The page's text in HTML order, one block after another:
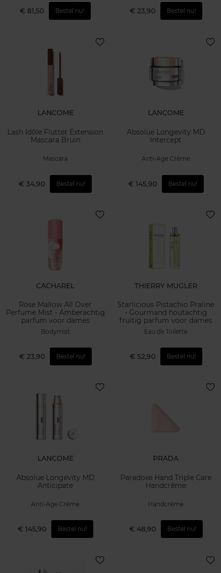
€ 81,50 Bestel nu! € 23,90 Bestel nu!
LANCOME
Lash Idôle Flutter Extension
Mascara Bruin
Mascara
€ 34,90 Bestel nu!
LANCOME
Absolue Longevity MD
Intercept
Anti-Age Crème
€ 145,90 Bestel nu!
CACHAREL
Rose Mallow All Over
Perfume Mist - Amberachtig
parfum voor dames
Bodymist
€ 23,90 Bestel nu!
THIERRY MUGLER
Starlicious Pistachio Praline
- Gourmand houtachtig
fruitig parfum voor dames
Eau de Toilette
€ 52,90 Bestel nu!
LANCOME
Absolue Longevity MD
Anticipate
Anti-Age Crème
€ 145,90 Bestel nu!
PRADA
Paradoxe Hand Triple Care
Handcrème
Handcrème
€ 48,90 Bestel nu!